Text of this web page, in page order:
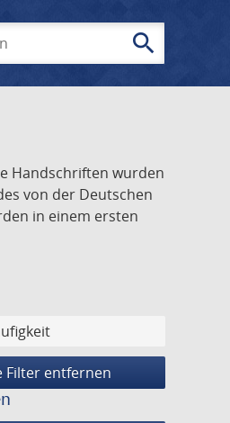
search
Handschriften wurden
von der Deutschen
in einem ersten
Filter entfernen